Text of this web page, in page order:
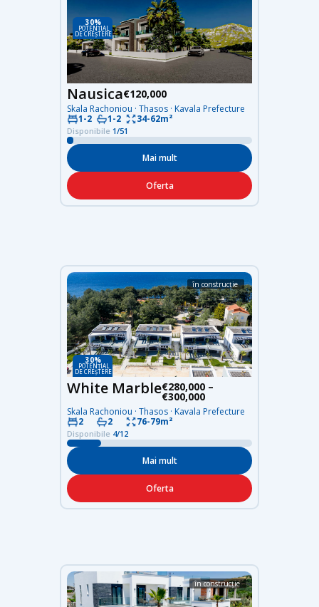
30%
DE CREȘTERE
POTENȚIAL
Nausica€120,000
Skala Rachoniou · Thasos · Kavala Prefecture
1-2
1-2 34-62m²
Disponibile 1/51
Mai mult
Oferta
30%
DE CREȘTERE
POTENȚIAL
în construcție
White Marble€280,000 –
€300,000
Skala Rachoniou · Thasos · Kavala Prefecture
2
2 76-79m²
Disponibile 4/12
Mai mult
Oferta
în construcție